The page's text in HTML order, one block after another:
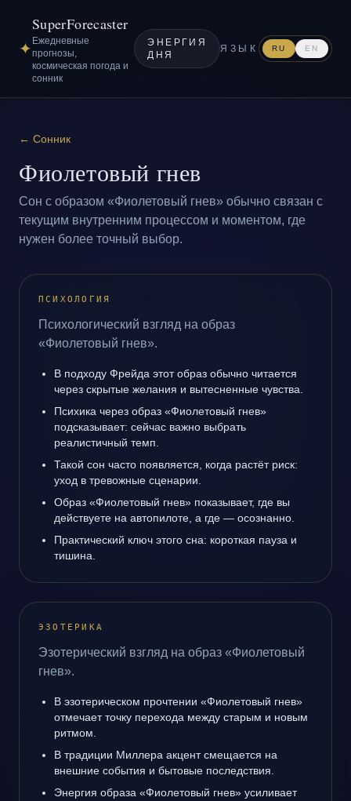
✦
SuperForecaster
Ежедневные
прогнозы,
космическая погода и
сонник
ЭНЕРГИЯ
ДНЯ
ЯЗЫК RU EN
← Сонник
Фиолетовый гнев
Сон с образом «Фиолетовый гнев» обычно связан с
текущим внутренним процессом и моментом, где
нужен более точный выбор.
ПСИХОЛОГИЯ
Психологический взгляд на образ
«Фиолетовый гнев».
В подходу Фрейда этот образ обычно читается
через скрытые желания и вытесненные чувства.
Психика через образ «Фиолетовый гнев»
подсказывает: сейчас важно выбрать
реалистичный темп.
Такой сон часто появляется, когда растёт риск:
уход в тревожные сценарии.
Образ «Фиолетовый гнев» показывает, где вы
действуете на автопилоте, а где — осознанно.
Практический ключ этого сна: короткая пауза и
тишина.
ЭЗОТЕРИКА
Эзотерический взгляд на образ «Фиолетовый
гнев».
В эзотерическом прочтении «Фиолетовый гнев»
отмечает точку перехода между старым и новым
ритмом.
В традиции Миллера акцент смещается на
внешние события и бытовые последствия.
Энергия образа «Фиолетовый гнев» усиливает